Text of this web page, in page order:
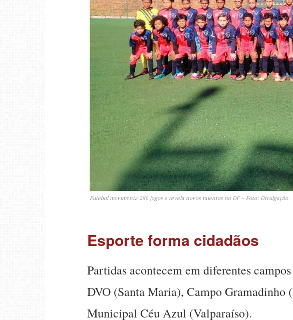
Futebol movimenta 286 jogos e revela novos talentos no DF – Foto: Divulgação
Esporte forma cidadãos
Partidas acontecem em diferentes
DVO (Santa Maria), Campo
Municipal Céu Azul (Valparaíso).